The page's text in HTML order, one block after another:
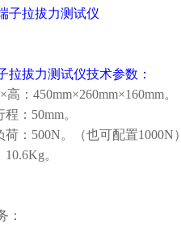
拉拔力测试仪技术参数：
高：450mm×260mm×160mm。
：50mm。
荷：500N。（也可配置1000N）
。
：